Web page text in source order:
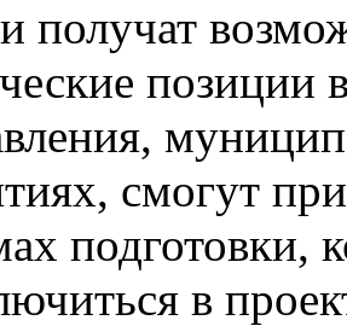
получат
позиции
смогут
подготовки,
в